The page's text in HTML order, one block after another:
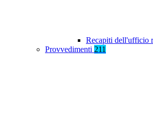
Recapiti dell'ufficio
Provvedimenti 211